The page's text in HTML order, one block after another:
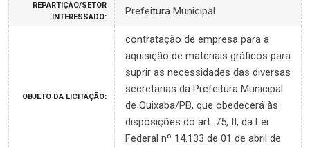
REPARTIÇÃO/SETOR
INTERESSADO:
Prefeitura Municipal
OBJETO DA LICITAÇÃO:
contratação de empresa para a
aquisição de materiais gráficos para
suprir as necessidades das diversas
secretarias da Prefeitura Municipal
de Quixaba/PB, que obedecerá às
disposições do art. 75, II, da Lei
Federal nº 14.133 de 01 de abril de